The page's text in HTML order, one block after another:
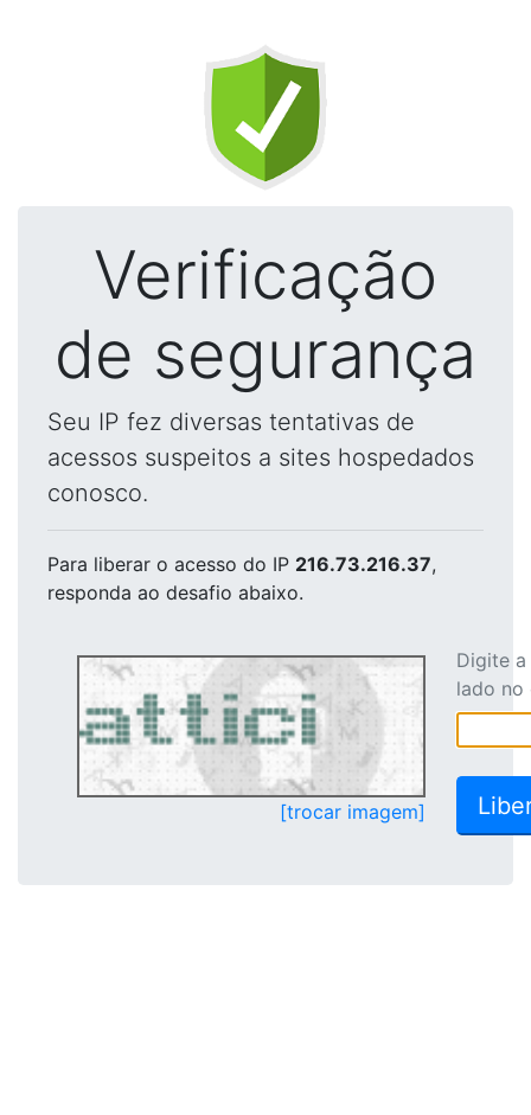
Verificação
de segurança
Seu IP fez diversas tentativas de
acessos suspeitos a sites hospedados
conosco.
Para liberar o acesso do IP 216.73.216.37,
responda ao desafio abaixo.
[trocar imagem]
Digite
lado no